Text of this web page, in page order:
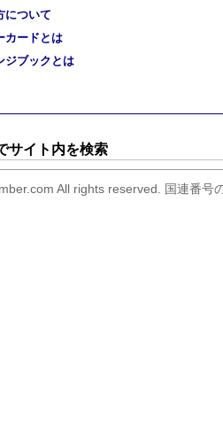
について
カードとは
ジブックとは
サイト内を検索
All rights reserved. 国連番号